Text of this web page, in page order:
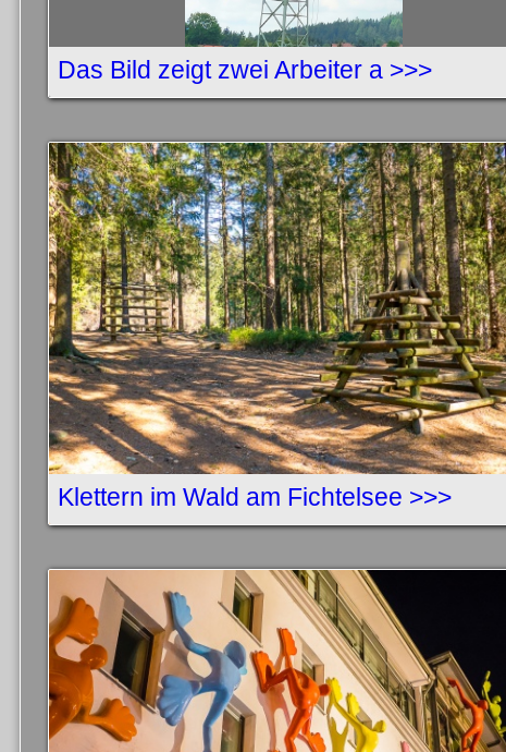
Das Bild zeigt zwei Arbeiter a >>>
Klettern im Wald am Fichtelsee >>>